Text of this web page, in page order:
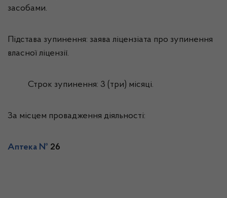
засобами.
Підстава зупинення: заява ліцензіата про зупинення
власної ліцензії.
Строк зупинення: 3 (три) місяці.
За місцем провадження діяльності:
Аптека № 26